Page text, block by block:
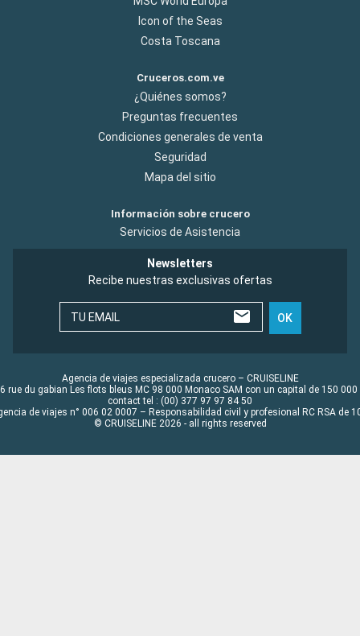
Icon of the Seas
Costa Toscana
Cruceros.com.ve
¿Quiénes somos?
Preguntas frecuentes
Condiciones generales de venta
Seguridad
Mapa del sitio
Información sobre crucero
Servicios de Asistencia
Newsletters
Recibe nuestras exclusivas ofertas
TU EMAIL OK
Agencia de viajes especializada crucero – CRUISELINE
rue du gabian Les flots bleus MC 98 000 Monaco SAM con un capital de 150 000
contact tel : (00) 377 97 97 84 50
de viajes n° 006 02 0007 – Responsabilidad civil y profesional RC RSA de
© CRUISELINE 2026 - all rights reserved